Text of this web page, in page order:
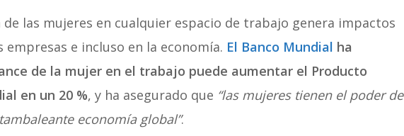
las mujeres en cualquier espacio de trabajo genera impactos
empresas e incluso en la economía. El Banco Mundial ha
de la mujer en el trabajo puede aumentar el Producto
en un 20 %, y ha asegurado que “las mujeres tienen el poder de
economía global”.